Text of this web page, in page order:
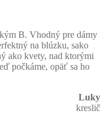
B. Vhodný pre dámy
na blúzku, sako
ako kvety, nad ktorými
počkáme, opäť sa ho
Luky
kreslič